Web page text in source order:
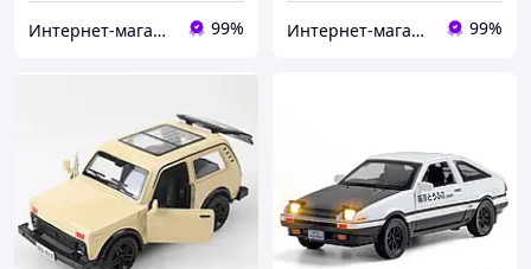
Интернет-магазин "Magnit" 99% Интернет-магазин "Magnit" 99%